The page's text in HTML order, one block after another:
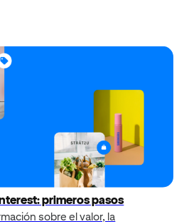
primeros pasos
sobre el valor, la